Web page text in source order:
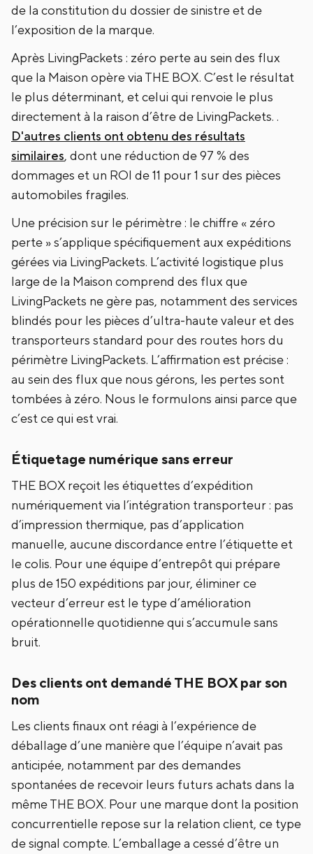
de la constitution du dossier de sinistre et de
l’exposition de la marque.
Après LivingPackets : zéro perte au sein des flux
que la Maison opère via THE BOX. C’est le résultat
le plus déterminant, et celui qui renvoie le plus
directement à la raison d’être de LivingPackets. .
D'autres clients ont obtenu des résultats
similaires, dont une réduction de 97 % des
dommages et un ROI de 11 pour 1 sur des pièces
automobiles fragiles.
Une précision sur le périmètre : le chiffre « zéro
perte » s’applique spécifiquement aux expéditions
gérées via LivingPackets. L’activité logistique plus
large de la Maison comprend des flux que
LivingPackets ne gère pas, notamment des services
blindés pour les pièces d’ultra-haute valeur et des
transporteurs standard pour des routes hors du
périmètre LivingPackets. L’affirmation est précise :
au sein des flux que nous gérons, les pertes sont
tombées à zéro. Nous le formulons ainsi parce que
c’est ce qui est vrai.
Étiquetage numérique sans erreur
THE BOX reçoit les étiquettes d’expédition
numériquement via l’intégration transporteur : pas
d’impression thermique, pas d’application
manuelle, aucune discordance entre l’étiquette et
le colis. Pour une équipe d’entrepôt qui prépare
plus de 150 expéditions par jour, éliminer ce
vecteur d’erreur est le type d’amélioration
opérationnelle quotidienne qui s’accumule sans
bruit.
Des clients ont demandé THE BOX par son
nom
Les clients finaux ont réagi à l’expérience de
déballage d’une manière que l’équipe n’avait pas
anticipée, notamment par des demandes
spontanées de recevoir leurs futurs achats dans la
même THE BOX. Pour une marque dont la position
concurrentielle repose sur la relation client, ce type
de signal compte. L’emballage a cessé d’être un